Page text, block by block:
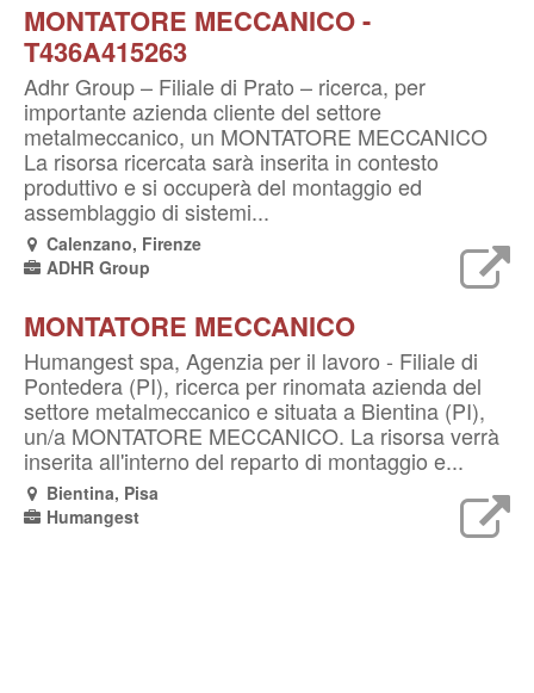
MONTATORE MECCANICO -
T436A415263
Adhr Group – Filiale di Prato – ricerca, per
importante azienda cliente del settore
metalmeccanico, un MONTATORE MECCANICO
La risorsa ricercata sarà inserita in contesto
produttivo e si occuperà del montaggio ed
assemblaggio di sistemi...
Calenzano, Firenze
ADHR Group
MONTATORE MECCANICO
Humangest spa, Agenzia per il lavoro - Filiale di
Pontedera (PI), ricerca per rinomata azienda del
settore metalmeccanico e situata a Bientina (PI),
un/a MONTATORE MECCANICO. La risorsa verrà
inserita all'interno del reparto di montaggio e...
Bientina, Pisa
Humangest